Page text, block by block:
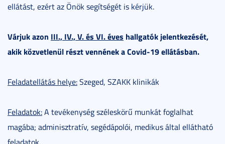
ellátást, ezért az Önök segítségét is kérjük.
Várjuk azon III., IV., V. és VI. éves hallgatók jelentkezését,
akik közvetlenül részt vennének a Covid-19 ellátásban.
Feladatellátás helye:Szeged, SZAKK klinikák
Feladatok:A tevékenység széleskörű munkát foglalhat
magába; adminisztratív, segédápolói, medikus által ellátható
feladatok.